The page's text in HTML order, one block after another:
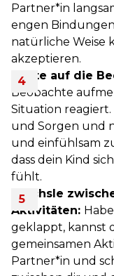
Partner*in
engen
natürliche Weise
akzeptieren.
Achte auf die
Beobachte
Situation reagiert.
und Sorgen und
und einfühlsam
dass dein Kind
fühlt.
Wechsle
Aktivitäten:
geklappt, kannst
gemeinsamen
Partner*in und